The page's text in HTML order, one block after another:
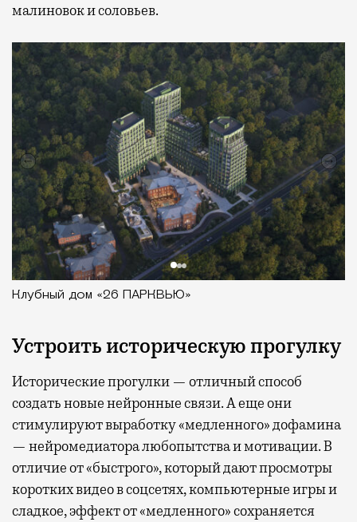
малиновок и соловьев.
Клубный дом «26 ПАРКВЬЮ»
Устроить историческую прогулку
Исторические прогулки — отличный способ
создать новые нейронные связи. А еще они
стимулируют выработку «медленного» дофамина
— нейромедиатора любопытства и мотивации. В
отличие от «быстрого», который дают просмотры
коротких видео в соцсетях, компьютерные игры и
сладкое, эффект от «медленного» сохраняется